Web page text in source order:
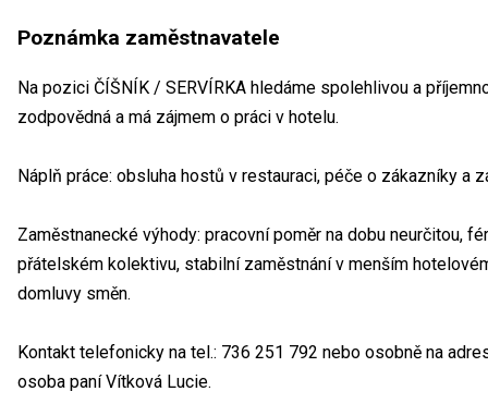
Poznámka zaměstnavatele
Na pozici ČÍŠNÍK / SERVÍRKA hledáme spolehlivou a
zodpovědná a má zájmem o práci v hotelu.
Náplň práce: obsluha hostů v restauraci, péče o zákazníky a
Zaměstnanecké výhody: pracovní poměr na dobu neurčitou,
přátelském kolektivu, stabilní zaměstnání v menším
domluvy směn.
Kontakt telefonicky na tel.: 736 251 792 nebo osobně na
osoba paní Vítková Lucie.